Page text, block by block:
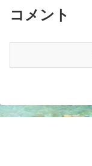
コメント